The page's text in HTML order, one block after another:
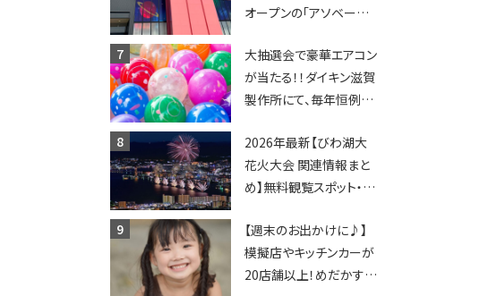
オープンの「アソベース
レーンゲームで青果や日
用品までゲットできる新
スポット！
大抽選会で豪華エアコン
が当たる！！ダイキン滋賀
製作所にて、毎年恒例
日】
2026年最新【びわ湖大
花火大会 関連情報まと
め】無料観覧スポット・同
ップ・交通規制に近隣施
設の駐車場情報なども
要チェック★
【週末のお出かけに♪】
模擬店やキッチンカーが
20店舗以上！めだかすく